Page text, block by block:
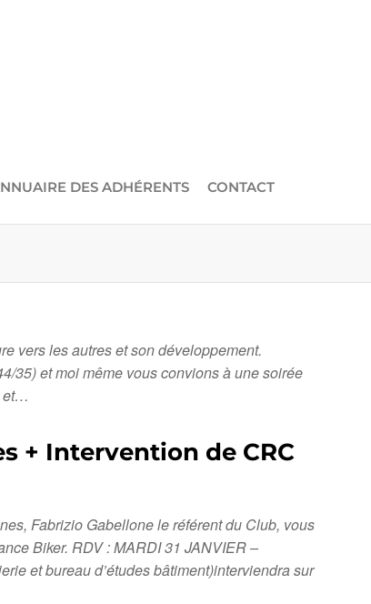
DES ADHÉRENTS CONTACT
vers les autres et son développement.
35) et moi même vous convions à une soirée
et…
+ Intervention de CRC
Fabrizio Gabellone le référent du Club, vous
Biker. RDV : MARDI 31 JANVIER –
et bureau d’études bâtiment)interviendra sur